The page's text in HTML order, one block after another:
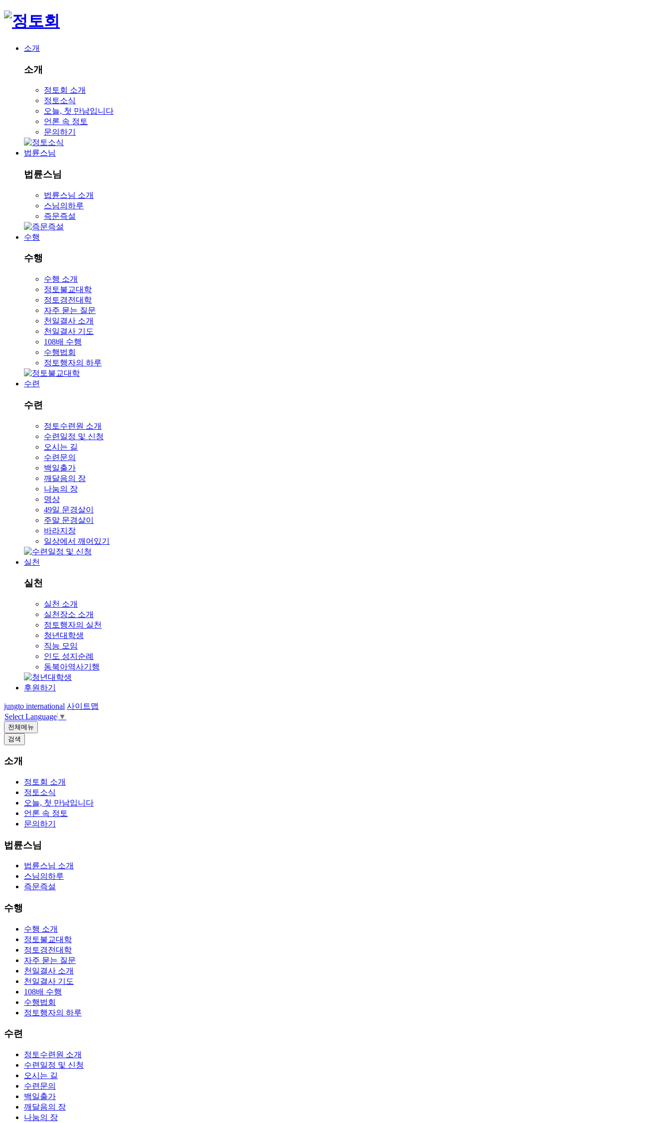
소개
소개
정토회 소개
정토소식
오늘, 첫 만남입니다
언론 속 정토
문의하기
법륜스님
법륜스님
법륜스님 소개
스님의하루
즉문즉설
수행
수행
수행 소개
정토불교대학
정토경전대학
자주 묻는 질문
천일결사 소개
천일결사 기도
108배 수행
수행법회
정토행자의 하루
수련
수련
정토수련원 소개
수련일정 및 신청
오시는 길
수련문의
백일출가
깨달음의 장
나눔의 장
명상
49일 문경살이
주말 문경살이
바라지장
일상에서 깨어있기
실천
실천
실천 소개
실천장소 소개
정토행자의 실천
청년대학생
직능 모임
인도 성지순례
동북아역사기행
후원하기
jungto international 사이트맵
Select Language ▼
전체메뉴
검색
소개
정토회 소개
정토소식
오늘, 첫 만남입니다
언론 속 정토
문의하기
법륜스님
법륜스님 소개
스님의하루
즉문즉설
수행
수행 소개
정토불교대학
정토경전대학
자주 묻는 질문
천일결사 소개
천일결사 기도
108배 수행
수행법회
정토행자의 하루
수련
정토수련원 소개
수련일정 및 신청
오시는 길
수련문의
백일출가
깨달음의 장
나눔의 장